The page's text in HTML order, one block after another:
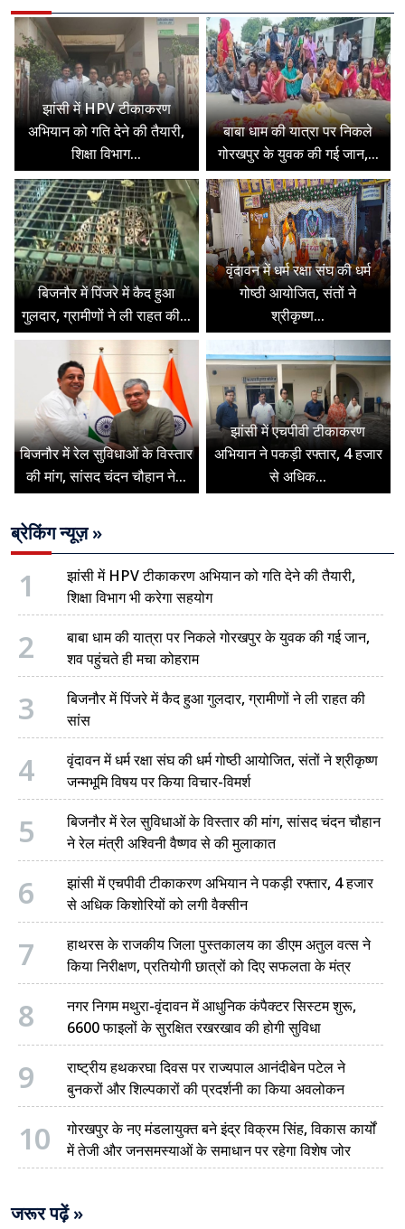
झांसी में HPV टीकाकरण
अभियान को गति देने की तैयारी,
शिक्षा विभाग...
बाबा धाम की यात्रा पर निकले
गोरखपुर के युवक की गई जान,...
बिजनौर में पिंजरे में कैद हुआ
गुलदार, ग्रामीणों ने ली राहत की...
वृंदावन में धर्म रक्षा संघ की धर्म
गोष्ठी आयोजित, संतों ने
श्रीकृष्ण...
बिजनौर में रेल सुविधाओं के विस्तार
की मांग, सांसद चंदन चौहान ने...
झांसी में एचपीवी टीकाकरण
अभियान ने पकड़ी रफ्तार, 4 हजार
से अधिक...
ब्रेकिंग न्यूज़ »
1
झांसी में HPV टीकाकरण अभियान को गति देने की तैयारी,
शिक्षा विभाग भी करेगा सहयोग
2
बाबा धाम की यात्रा पर निकले गोरखपुर के युवक की गई जान,
शव पहुंचते ही मचा कोहराम
3
बिजनौर में पिंजरे में कैद हुआ गुलदार, ग्रामीणों ने ली राहत की
सांस
4
वृंदावन में धर्म रक्षा संघ की धर्म गोष्ठी आयोजित, संतों ने श्रीकृष्ण
जन्मभूमि विषय पर किया विचार-विमर्श
5
बिजनौर में रेल सुविधाओं के विस्तार की मांग, सांसद चंदन चौहान
ने रेल मंत्री अश्विनी वैष्णव से की मुलाकात
6
झांसी में एचपीवी टीकाकरण अभियान ने पकड़ी रफ्तार, 4 हजार
से अधिक किशोरियों को लगी वैक्सीन
7
हाथरस के राजकीय जिला पुस्तकालय का डीएम अतुल वत्स ने
किया निरीक्षण, प्रतियोगी छात्रों को दिए सफलता के मंत्र
8
नगर निगम मथुरा-वृंदावन में आधुनिक कंपैक्टर सिस्टम शुरू,
6600 फाइलों के सुरक्षित रखरखाव की होगी सुविधा
9
राष्ट्रीय हथकरघा दिवस पर राज्यपाल आनंदीबेन पटेल ने
बुनकरों और शिल्पकारों की प्रदर्शनी का किया अवलोकन
10
गोरखपुर के नए मंडलायुक्त बने इंद्र विक्रम सिंह, विकास कार्यों
में तेजी और जनसमस्याओं के समाधान पर रहेगा विशेष जोर
जरूर पढ़ें »